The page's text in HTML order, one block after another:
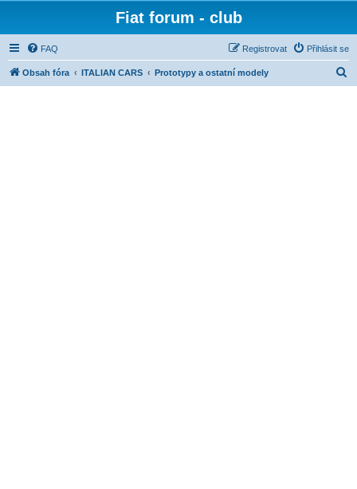
Fiat forum - club
FAQ Přihlásit se
Registrovat
Obsah fóra ITALIAN CARS Prototypy a ostatní modely